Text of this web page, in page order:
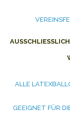
ALLE
EEIGNET FÜR